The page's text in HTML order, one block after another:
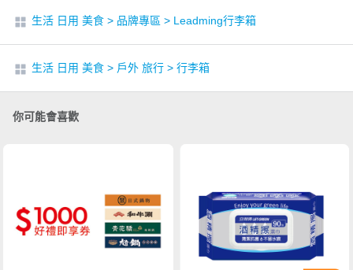
生活 日用 美食 > 品牌專區 > Leadming行李箱
生活 日用 美食 > 戶外 旅行 > 行李箱
你可能會喜歡